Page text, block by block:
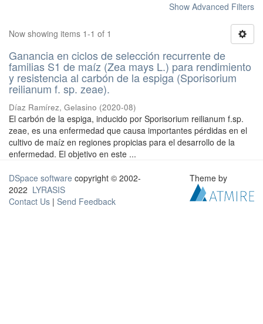
Show Advanced Filters
Now showing items 1-1 of 1
Ganancia en ciclos de selección recurrente de
familias S1 de maíz (Zea mays L.) para rendimiento
y resistencia al carbón de la espiga (Sporisorium
reilianum f. sp. zeae).
Díaz Ramírez, Gelasino (2020-08)
El carbón de la espiga, inducido por Sporisorium reilianum f.sp.
zeae, es una enfermedad que causa importantes pérdidas en el
cultivo de maíz en regiones propicias para el desarrollo de la
enfermedad. El objetivo en este ...
DSpace software copyright © 2002-
2022 LYRASIS
Contact Us | Send Feedback
Theme by